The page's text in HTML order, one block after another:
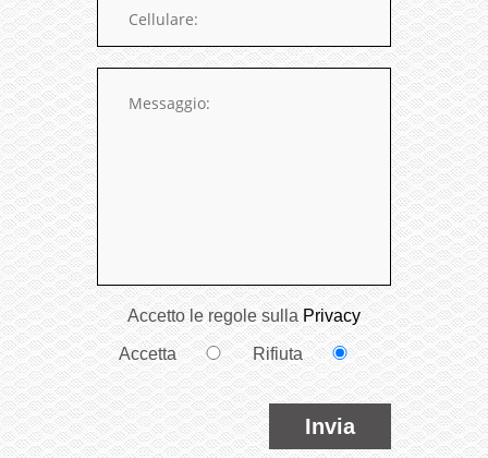
Accetto le regole sullaPrivacy
Accetta Rifiuta
Invia